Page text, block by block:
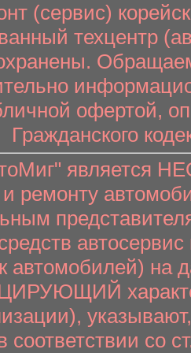
(сервис)
техцентр
офертой,
Гражданского
является
ремонту
автомобилей) на
характер
соответствии со